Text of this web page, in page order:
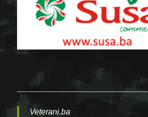
Veterani.ba